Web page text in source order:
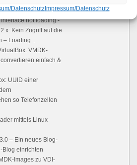
DatenschutzImpressum/Datenschutz
not loading -
Kein Zugriff auf die
Loading ..
VMDK-
einfach &
UUID einer
so Telefonzellen
mittels Linux-
– Ein neues Blog-
Blog einrichten
Images zu VDI-